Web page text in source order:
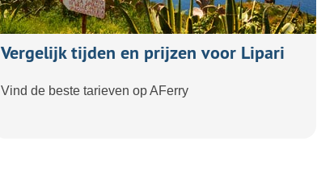
Vergelijk tijden en prijzen voor Lipari
Vind de beste tarieven op AFerry